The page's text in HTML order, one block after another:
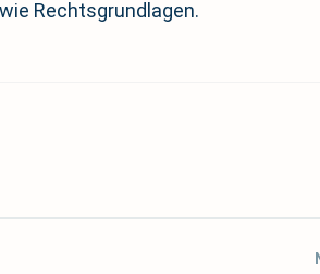
Rechtsgrundlagen.